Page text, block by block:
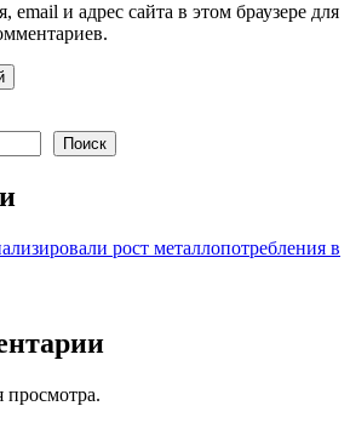
email и адрес сайта в этом браузере для
Поиск
рост металлопотребления в
просмотра.